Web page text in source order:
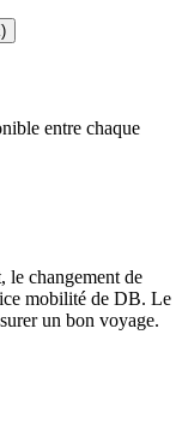
entre chaque
le changement de
mobilité de DB. Le
un bon voyage.